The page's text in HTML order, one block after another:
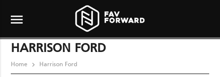
menu
HARRISON FORD
Home Harrison Ford